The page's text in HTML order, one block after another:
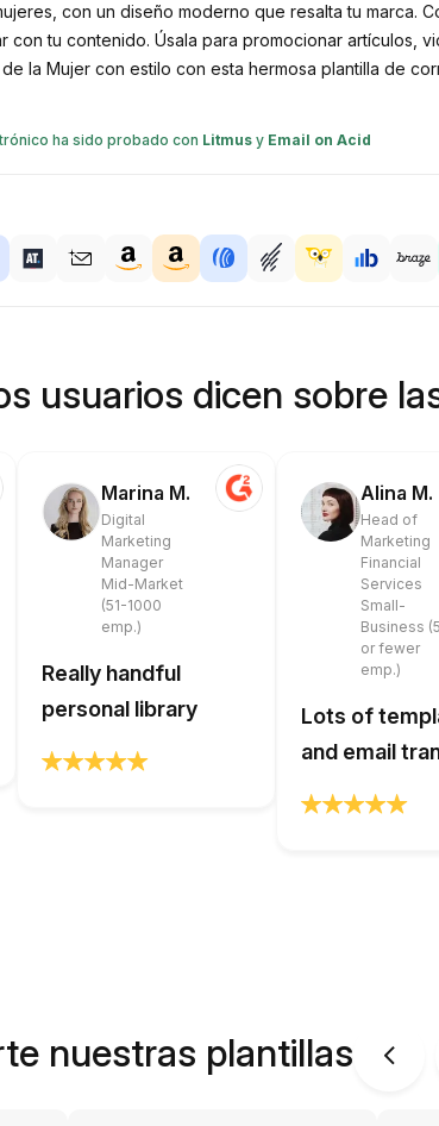
con un diseño moderno que resalta tu marca.
con tu contenido. Úsala para promocionar
la Mujer con estilo con esta hermosa plantilla de
ha sido probado con Litmusy Email on Acid
usuarios dicen sobre
Marina M.
Digital
Marketing
Manager
Mid-Market
(51-1000
emp.)
Really handful
personal library
Alina M.
Head of
Marketing
Financial
Services
Small-
Business
or fewer
emp.)
Lots of
and email
nuestras plantillas